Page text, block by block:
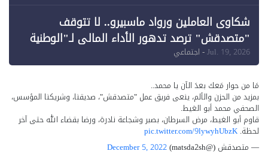
شكاوى العاملين ورواد ماسبيرو.. لا تتوقف
"متصدقش" ترصد تدهور الأداء المالي لـ"الوطنية
للإعلام"
Jul. 19, 2026- اجتماعي
مَا من حوار مَعك بعدَ الآن يا محمد..
بمزيد من الحزن والألم، ينعى فريق عمل "متصدقش"، صديقنا، وشريكنا المؤسس،
الصحفي محمد أبو الغيط.
قاوم أبو الغيط، مرض السرطان، بصبر وشجاعة نادرة، ورضا بقضاء الله حتى آخر
لحظة. pic.twitter.com/9lywyhUbzK
— متصدقش (@matsda2sh)
December 5, 2022